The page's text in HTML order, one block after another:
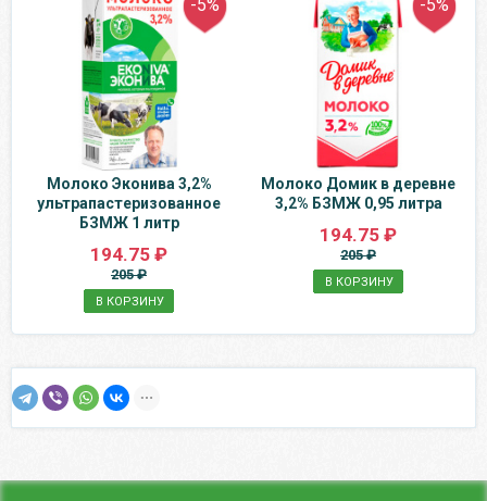
-5%
Молоко Эконива 3,2%
ультрапастеризованное
БЗМЖ 1 литр
194.75 ₽
205 ₽
В КОРЗИНУ
-5%
Молоко Домик в деревне
3,2% БЗМЖ 0,95 литра
194.75 ₽
205 ₽
В КОРЗИНУ